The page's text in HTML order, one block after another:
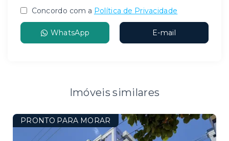
Concordo com a Política de Privacidade
WhatsApp E-mail
Imóveis similares
PRONTO PARA MORAR